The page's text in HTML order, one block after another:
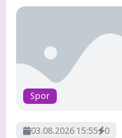
Şampiyonası'nda elde ettiği
Spor
03.08.2026 15:55 0